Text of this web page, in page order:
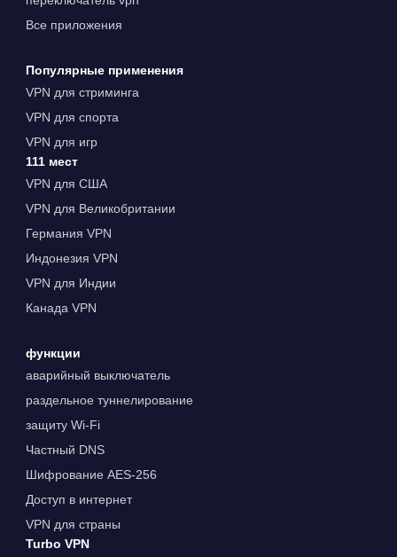
Все приложения
Популярные применения
VPN для стриминга
VPN для спорта
VPN для игр
111 мест
VPN для США
VPN для Великобритании
Германия VPN
Индонезия VPN
VPN для Индии
Канада VPN
функции
аварийный выключатель
раздельное туннелирование
защиту Wi-Fi
Частный DNS
Шифрование AES-256
Доступ в интернет
VPN для страны
Turbo VPN